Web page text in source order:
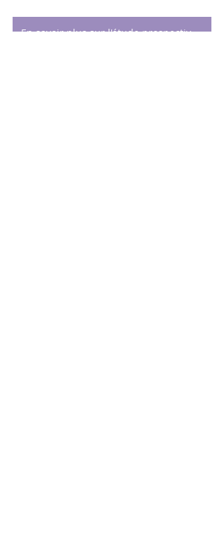
En savoir plus sur l'étude prospective "Fundraising 2033"